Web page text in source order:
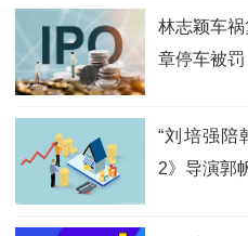
林志颖车
章停车被
“刘培强陪
2》导演郭